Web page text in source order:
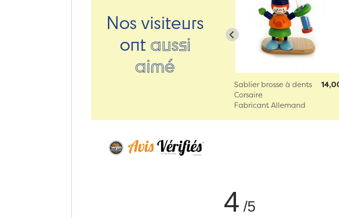
Nos visiteurs
ont aussi
aimé
Sablier brosse à dents
Corsaire
Fabricant Allemand
4 /5